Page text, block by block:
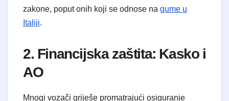
zakone, poput onih koji se odnose na gume u
Italiji.
2. Financijska zaštita: Kasko i
AO
Mnogi vozači griješe promatrajući osiguranje